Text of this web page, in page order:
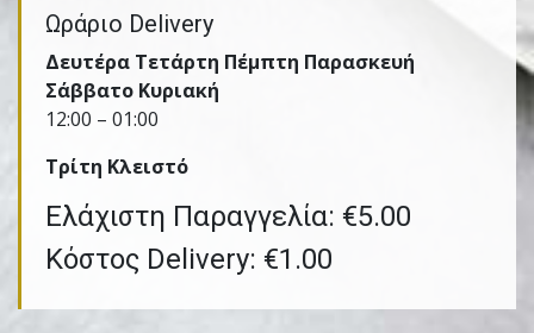
Ωράριο Delivery
Δευτέρα Τετάρτη Πέμπτη Παρασκευή
Σάββατο Κυριακή
12:00 – 01:00
Τρίτη Kλειστό
Ελάχιστη Παραγγελία: €5.00
Κόστος Delivery: €1.00